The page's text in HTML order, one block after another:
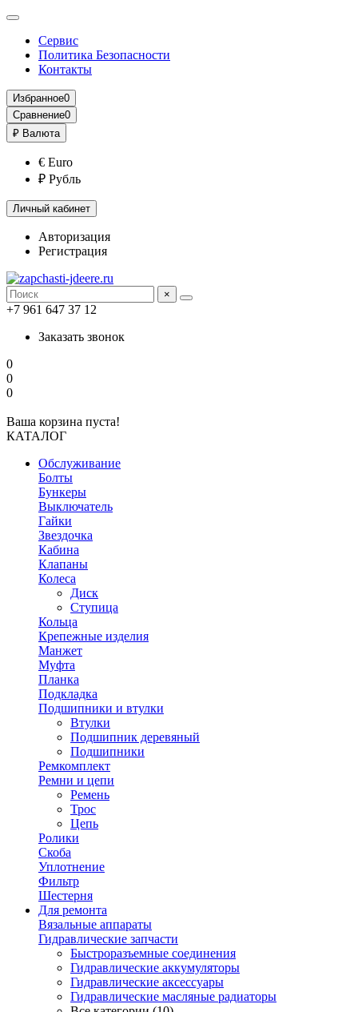
Сервис
Политика Безопасности
Контакты
Избранное0
Сравнение0
₽ Валюта
€ Euro
₽ Рубль
Личный кабинет
Авторизация
Регистрация
×
+7 961 647 37 12
Заказать звонок
0
0
0
Ваша корзина пуста!
КАТАЛОГ
Обслуживание
Болты
Бункеры
Выключатель
Гайки
Звездочка
Кабина
Клапаны
Колеса
Диск
Ступица
Кольца
Крепежные изделия
Манжет
Муфта
Планка
Подкладка
Подшипники и втулки
Втулки
Подшипник деревяный
Подшипники
Ремкомплект
Ремни и цепи
Ремень
Трос
Цепь
Ролики
Скоба
Уплотнение
Фильтр
Шестерня
Для ремонта
Вязальные аппараты
Гидравлические запчасти
Быстроразъемные соединения
Гидравлические аккумуляторы
Гидравлические аксессуары
Гидравлические масляные радиаторы